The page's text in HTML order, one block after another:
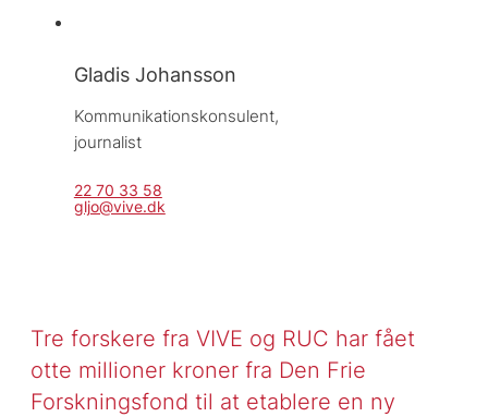
Gladis Johansson
Kommunikationskonsulent,
journalist
22 70 33 58
gljo@vive.dk
Tre forskere fra VIVE og RUC har fået
otte millioner kroner fra Den Frie
Forskningsfond til at etablere en ny